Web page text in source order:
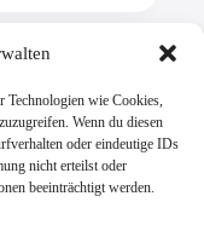
Technologien wie Cookies,
Wenn du diesen
oder eindeutige IDs
nicht erteilst oder
beeinträchtigt werden.